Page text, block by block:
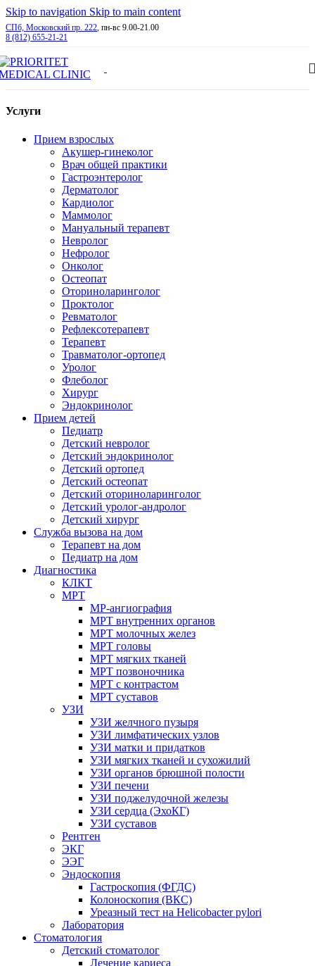
Skip to navigation Skip to main content
СПб, Московский пр. 222, пн-вс 9.00-21.00
8 (812) 655-21-21
Услуги
Прием взрослых
Акушер-гинеколог
Врач общей практики
Гастроэнтеролог
Дерматолог
Кардиолог
Маммолог
Мануальный терапевт
Невролог
Нефролог
Онколог
Остеопат
Оториноларинголог
Проктолог
Ревматолог
Рефлексотерапевт
Терапевт
Травматолог-ортопед
Уролог
Флеболог
Хирург
Эндокринолог
Прием детей
Педиатр
Детский невролог
Детский эндокринолог
Детский ортопед
Детский остеопат
Детский оториноларинголог
Детский уролог-андролог
Детский хирург
Служба вызова на дом
Терапевт на дом
Педиатр на дом
Диагностика
КЛКТ
МРТ
МР-ангиография
МРТ внутренних органов
МРТ молочных желез
МРТ головы
МРТ мягких тканей
МРТ позвоночника
МРТ с контрастом
МРТ суставов
УЗИ
УЗИ желчного пузыря
УЗИ лимфатических узлов
УЗИ матки и придатков
УЗИ мягких тканей и сухожилий
УЗИ органов брюшной полости
УЗИ печени
УЗИ поджелудочной железы
УЗИ сердца (ЭхоКГ)
УЗИ суставов
Рентген
ЭКГ
ЭЭГ
Эндоскопия
Гастроскопия (ФГДС)
Колоноскопия (ВКС)
Уреазный тест на Helicobacter pylori
Лаборатория
Стоматология
Детский стоматолог
Лечение кариеса